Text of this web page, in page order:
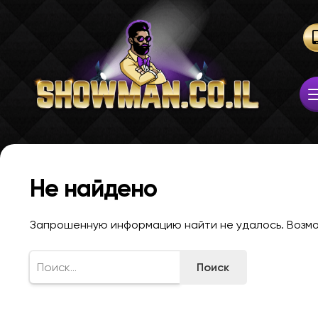
Не найдено
Запрошенную информацию найти не удалось.